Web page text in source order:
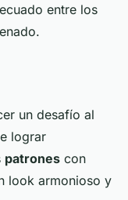
entre los
un desafío al
lograr
patrones con
look armonioso y